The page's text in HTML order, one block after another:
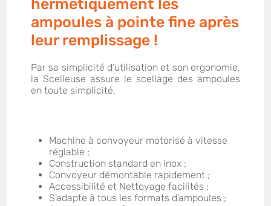
hermétiquement les
ampoules à pointe fine après
leur remplissage !
Par sa simplicité d’utilisation et son ergonomie,
la Scelleuse assure le scellage des ampoules
en toute simplicité.
Machine à convoyeur motorisé à vitesse
réglable ;
Construction standard en inox ;
Convoyeur démontable rapidement ;
Accessibilité et Nettoyage facilités ;
S’adapte à tous les formats d’ampoules ;